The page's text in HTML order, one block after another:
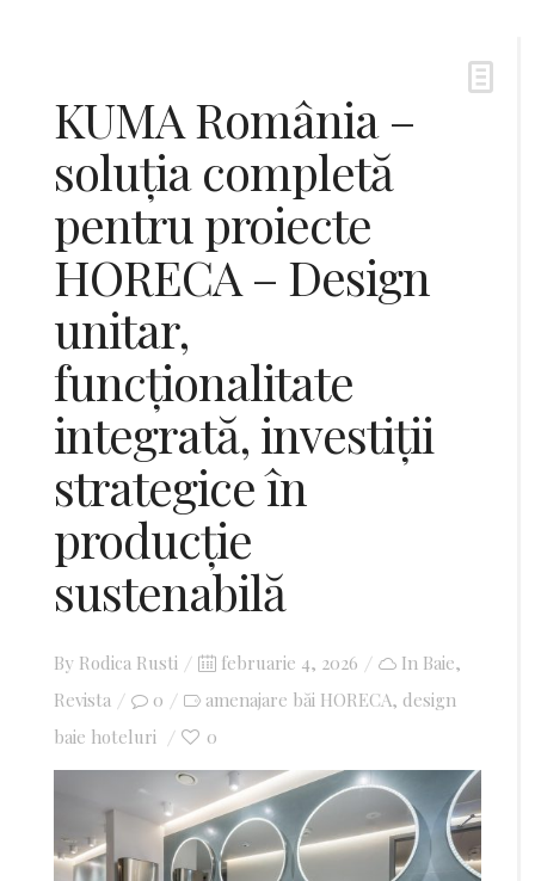
KUMA România –
soluția completă
pentru proiecte
HORECA – Design
unitar,
funcționalitate
integrată, investiții
strategice în
producție
sustenabilă
By Rodica Rusti
Posted
on
februarie 4, 2026 In Baie,
Revista
0 amenajare băi HORECA, design
baie hoteluri
0